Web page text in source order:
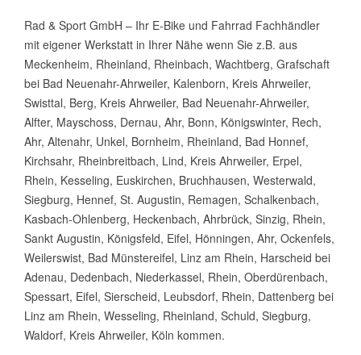
Rad & Sport GmbH – Ihr E-Bike und Fahrrad Fachhändler
mit eigener Werkstatt in Ihrer Nähe wenn Sie z.B. aus
Meckenheim, Rheinland, Rheinbach, Wachtberg, Grafschaft
bei Bad Neuenahr-Ahrweiler, Kalenborn, Kreis Ahrweiler,
Swisttal, Berg, Kreis Ahrweiler, Bad Neuenahr-Ahrweiler,
Alfter, Mayschoss, Dernau, Ahr, Bonn, Königswinter, Rech,
Ahr, Altenahr, Unkel, Bornheim, Rheinland, Bad Honnef,
Kirchsahr, Rheinbreitbach, Lind, Kreis Ahrweiler, Erpel,
Rhein, Kesseling, Euskirchen, Bruchhausen, Westerwald,
Siegburg, Hennef, St. Augustin, Remagen, Schalkenbach,
Kasbach-Ohlenberg, Heckenbach, Ahrbrück, Sinzig, Rhein,
Sankt Augustin, Königsfeld, Eifel, Hönningen, Ahr, Ockenfels,
Weilerswist, Bad Münstereifel, Linz am Rhein, Harscheid bei
Adenau, Dedenbach, Niederkassel, Rhein, Oberdürenbach,
Spessart, Eifel, Sierscheid, Leubsdorf, Rhein, Dattenberg bei
Linz am Rhein, Wesseling, Rheinland, Schuld, Siegburg,
Waldorf, Kreis Ahrweiler, Köln kommen.